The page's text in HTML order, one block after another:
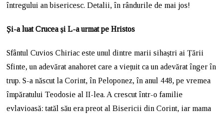
întregului an bisericesc. Detalii, în rândurile de mai jos!
Și-a luat Crucea și L-a urmat pe Hristos
Sfântul Cuvios Chiriac este unul dintre marii sihaștri ai Țării
Sfinte, un adevărat anahoret care a viețuit ca un adevărat înger în
trup. S-a născut la Corint, în Peloponez, în anul 448, pe vremea
împăratului Teodosie al II-lea. A crescut într-o familie
evlavioasă: tatăl său era preot al Bisericii din Corint, iar mama